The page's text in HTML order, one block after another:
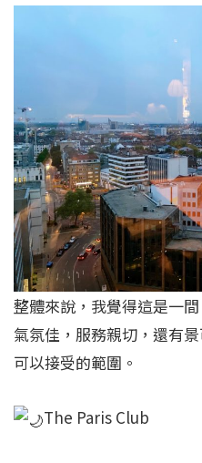
整體來說，我覺得這是一
氣氛佳，服務親切，還有
可以接受的範圍。
The Paris Club